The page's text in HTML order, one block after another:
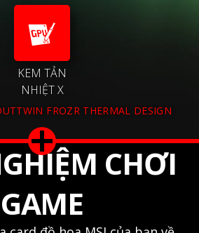
KEM TẢN
NHIỆT X
FROZR THERMAL DESIGN
CHƠI
GAME